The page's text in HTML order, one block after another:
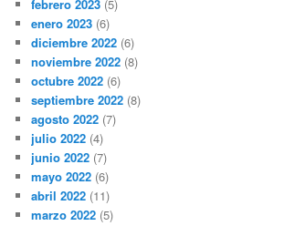
febrero 2023 (5)
enero 2023 (6)
diciembre 2022 (6)
noviembre 2022 (8)
octubre 2022 (6)
septiembre 2022 (8)
agosto 2022 (7)
julio 2022 (4)
junio 2022 (7)
mayo 2022 (6)
abril 2022 (11)
marzo 2022 (5)